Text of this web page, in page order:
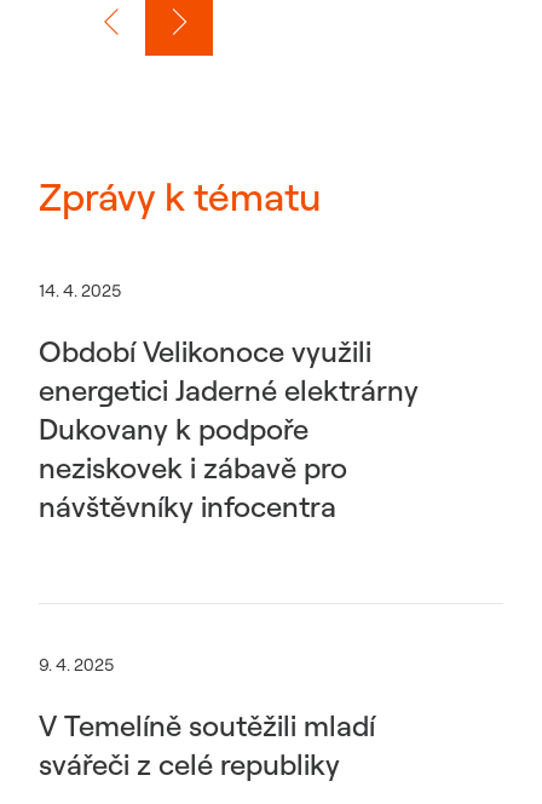
Zprávy k tématu
14. 4. 2025
Období Velikonoce využili
energetici Jaderné elektrárny
Dukovany k podpoře
neziskovek i zábavě pro
návštěvníky infocentra
9. 4. 2025
V Temelíně soutěžili mladí
svářeči z celé republiky